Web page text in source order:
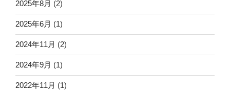
2025年8月 (2)
2025年6月 (1)
2024年11月 (2)
2024年9月 (1)
2022年11月 (1)